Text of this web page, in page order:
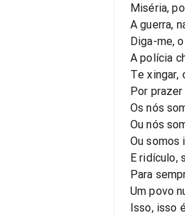
Miséria,
A guerra,
Diga-me,
A polícia
Te xingar,
Por prazer
Os nós
Ou nós
Ou somos
E ridículo,
Para
Um povo
Isso, isso